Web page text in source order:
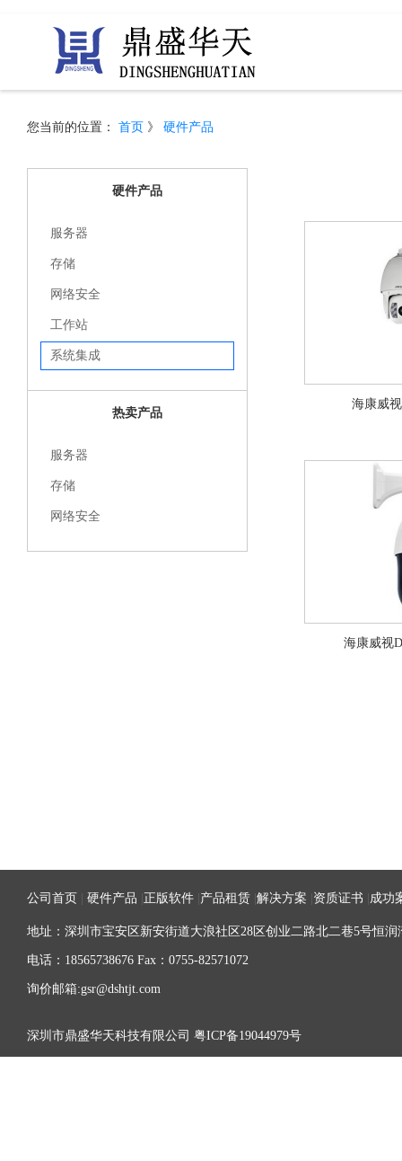
您当前的位置： 首页 》 硬件产品
硬件产品
服务器
存储
网络安全
工作站
系统集成
热卖产品
服务器
存储
网络安全
海康威
海康威视
公司首页 硬件产品 正版软件 产品租赁 解决方案 资质证书 成功
地址：深圳市宝安区新安街道大浪社区28区创业二路北二巷5号恒润
电话：18565738676 Fax：0755-82571072
询价邮箱:gsr@dshtjt.com
深圳市鼎盛华天科技有限公司 粤ICP备19044979号